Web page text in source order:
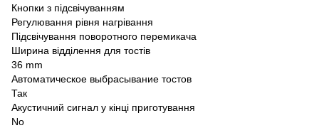
Кнопки з підсвічуванням
Регулювання рівня нагрівання
Підсвічування поворотного перемикача
Ширина відділення для тостів
36 mm
Автоматическое выбрасывание тостов
Так
Акустичний сигнал у кінці приготування
No